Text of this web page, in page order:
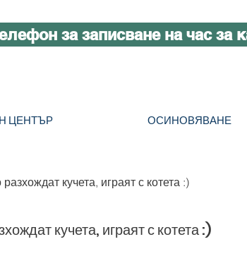
за записване на час за
ЦЕНТЪР ОСИНОВЯВАНЕ
кучета, играят с котета :)
кучета, играят с котета :)